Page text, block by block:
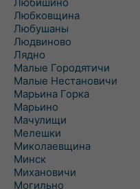
Любковщина
Любушаны
Людвиново
Лядно
Малые Городятичи
Малые Нестановичи
Марьина Горка
Марьино
Мачулищи
Мелешки
Миколаевщина
Минск
Михановичи
Могильно